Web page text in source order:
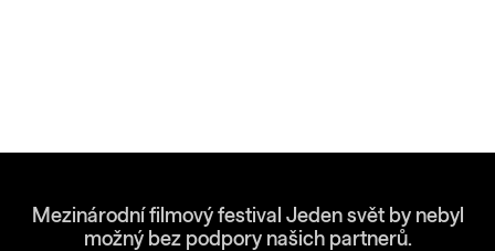
Mezinárodní filmový festival Jeden svět by nebyl
možný bez podpory našich partnerů.